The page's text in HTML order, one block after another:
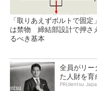
「取りあえずボルトで固定」
は禁物 締結部設計で押さ
るべき基本
全員がリー
た人財を育
PR(dentsu